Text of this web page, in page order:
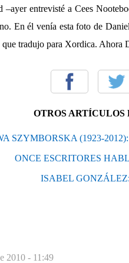
–ayer entrevisté a Cees
En él venía esta foto de
que tradujo para Xordica. Ahora
OTROS ARTÍCULOS
SZYMBORSKA (1923-
ONCE ESCRITORES
ISABEL
2010 - 11:49